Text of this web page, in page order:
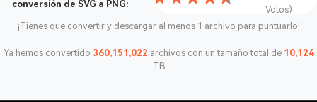
conversión de SVG a PNG:
Votos)
¡Tienes que convertir y descargar al menos 1 archivo para puntuarlo!
Ya hemos convertido 360,151,022 archivos con un tamaño total de 10,124
TB